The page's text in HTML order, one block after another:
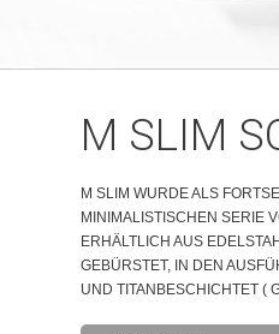
M SLIM
M SLIM WURDE ALS
MINIMALISTISCHEN SERIE
ERHÄLTLICH AUS
GEBÜRSTET, IN DEN
UND TITANBESCHICHTET (
NACHRICHTEN
SOBRE
KONTAKTDATEN